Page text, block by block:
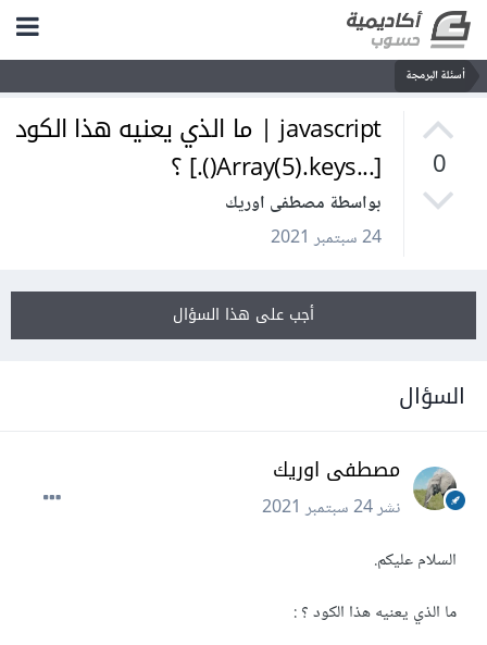
أسئلة البرمجة
0
javascript | ما الذي يعنيه هذا الكود
[...Array(5).keys().] ؟
بواسطة مصطفى اوريك
24 سبتمبر 2021
أجب على هذا السؤال
السؤال
مصطفى اوريك
نشر24 سبتمبر 2021
السلام عليكم.
ما الذي يعنيه هذا الكود ؟ :